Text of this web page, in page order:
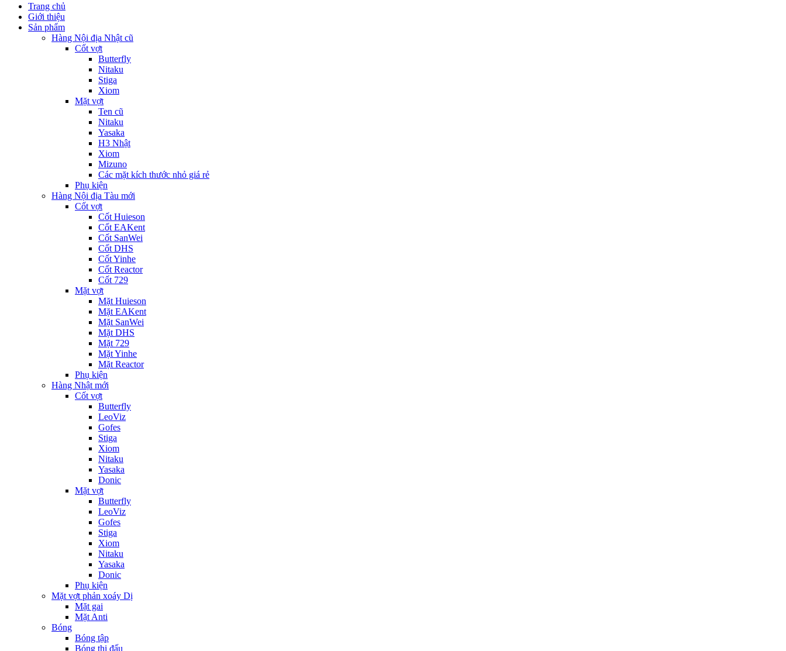
Trang chủ
Giới thiệu
Sản phẩm
Hàng Nội địa Nhật cũ
Cốt vợt
Butterfly
Nitaku
Stiga
Xiom
Mặt vợt
Ten cũ
Nitaku
Yasaka
H3 Nhật
Xiom
Mizuno
Các mặt kích thước nhỏ giá rẻ
Phụ kiện
Hàng Nội địa Tàu mới
Cốt vợt
Cốt Huieson
Cốt EAKent
Cốt SanWei
Cốt DHS
Cốt Yinhe
Cốt Reactor
Cốt 729
Mặt vợt
Mặt Huieson
Mặt EAKent
Mặt SanWei
Mặt DHS
Mặt 729
Mặt Yinhe
Mặt Reactor
Phụ kiện
Hàng Nhật mới
Cốt vợt
Butterfly
LeoViz
Gofes
Stiga
Xiom
Nitaku
Yasaka
Donic
Mặt vợt
Butterfly
LeoViz
Gofes
Stiga
Xiom
Nitaku
Yasaka
Donic
Phụ kiện
Mặt vợt phản xoáy Dị
Mặt gai
Mặt Anti
Bóng
Bóng tập
Bóng thi đấu